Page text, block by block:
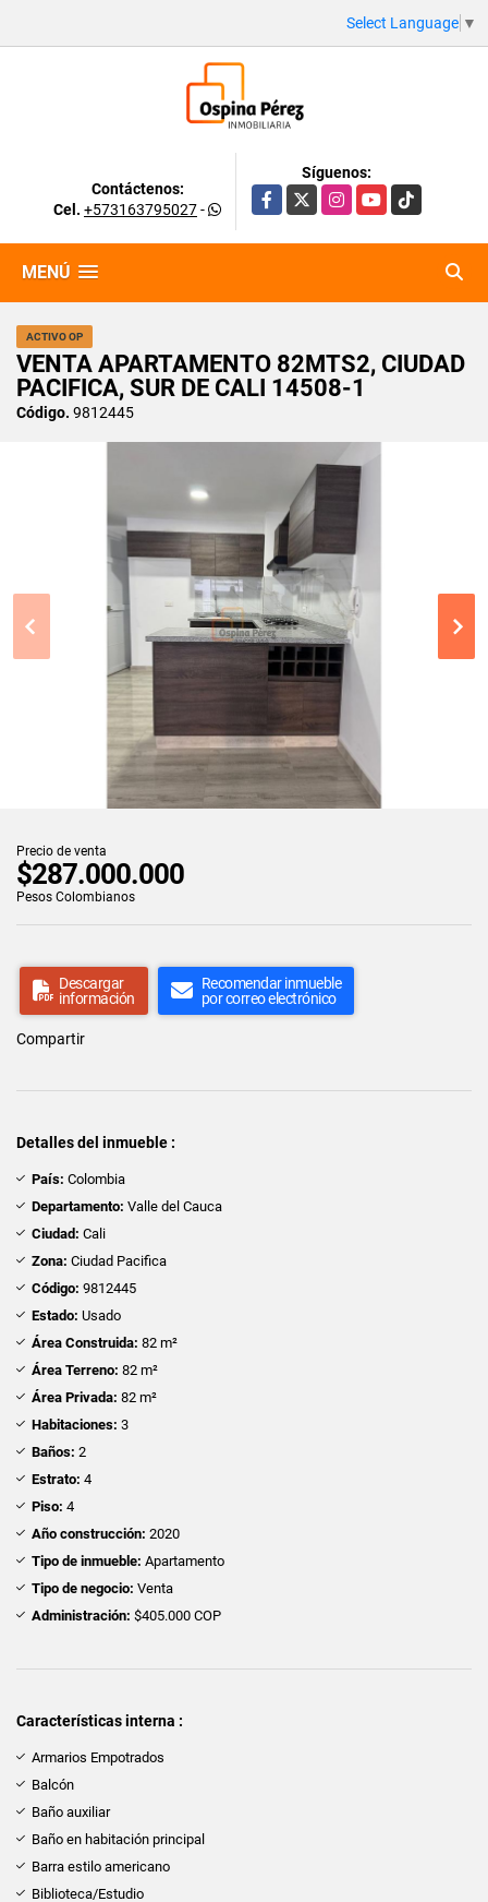
Select Language ▼
Contáctenos:
Cel. +573163795027-
Síguenos:
Facebook
X InstagramYouTubeTikTok
MENÚ
ACTIVO OP
VENTA APARTAMENTO 82MTS2, CIUDAD
PACIFICA, SUR DE CALI 14508-1
Código. 9812445
Precio de venta
$287.000.000
Pesos Colombianos
Descargar
información
Recomendar inmueble
por correo electrónico
Compartir
Detalles del inmueble :
País: Colombia
Departamento: Valle del Cauca
Ciudad: Cali
Zona: Ciudad Pacifica
Código: 9812445
Estado: Usado
Área Construida: 82 m²
Área Terreno: 82 m²
Área Privada: 82 m²
Habitaciones: 3
Baños: 2
Estrato: 4
Piso: 4
Año construcción: 2020
Tipo de inmueble: Apartamento
Tipo de negocio: Venta
Administración: $405.000 COP
Características interna :
Armarios Empotrados
Balcón
Baño auxiliar
Baño en habitación principal
Barra estilo americano
Biblioteca/Estudio